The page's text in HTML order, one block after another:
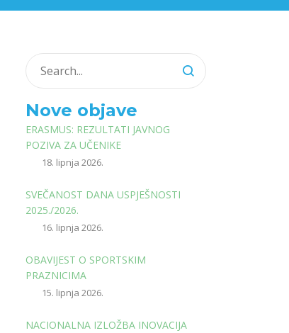
Nove objave
ERASMUS: REZULTATI JAVNOG
POZIVA ZA UČENIKE
18. lipnja 2026.
SVEČANOST DANA USPJEŠNOSTI
2025./2026.
16. lipnja 2026.
OBAVIJEST O SPORTSKIM
PRAZNICIMA
15. lipnja 2026.
NACIONALNA IZLOŽBA INOVACIJA